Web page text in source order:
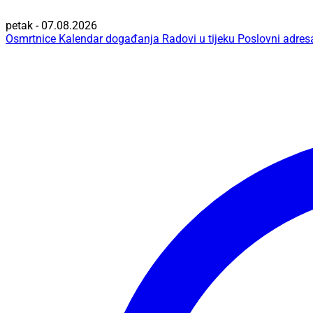
petak - 07.08.2026
Osmrtnice Kalendar događanja Radovi u tijeku Poslovni